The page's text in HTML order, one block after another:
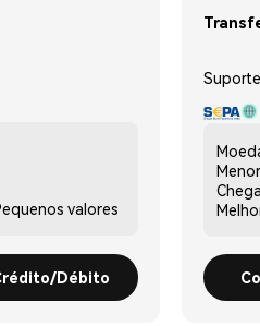
valores
Débito